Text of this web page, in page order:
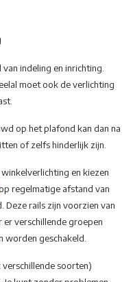
indeling en inrichting.
moet ook de verlichting
op het plafond kan dan na
of zelfs hinderlijk zijn.
en kiezen
op regelmatige afstand van
rails zijn voorzien van
verschillende groepen
worden geschakeld.
soorten)